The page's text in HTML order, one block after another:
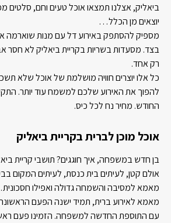
ביאליק, אצלנו תמצאו אוכל טעים וחם, סלטים
יוצאים מן הכלל…
מספיק להסתפק באירוע דל עם מנות שוארמה
בצד. מסעדות בשריות בקריית ביאליק לא חסר
רק אחד.
כל אלו יוצרים חוויה מושלמת של אוכל שלא
להפוך את האירוע שלכם למשמח עוד יותר.
החודש. מחיר נח לכל כיס.
אוכל מוכן לברית בקריית ביאליק
בן חדש במשפחה, איך חוגגים? תושבי קריית
אולם קטן, לעיתים בית כנסת, לעיתים המקום
מאמא למסיבה והשמחה גדולה ואפילו
מאמא לאירוע ברית, תמיד ישנה הפעם
עם התוספת החדשה למשפחה. הזמינו פעם